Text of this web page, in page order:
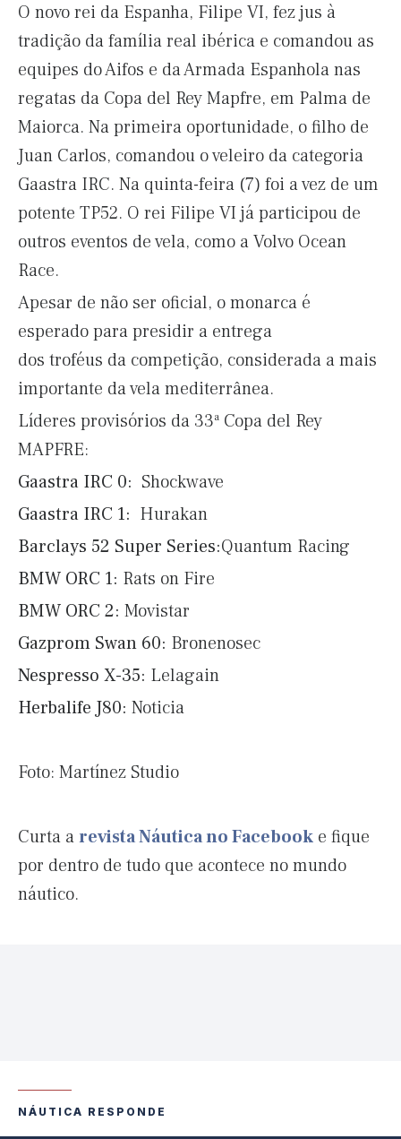
O novo rei da Espanha, Filipe VI, fez jus à
tradição da família real ibérica e comandou as
equipes do Aifos e da Armada Espanhola nas
regatas da Copa del Rey Mapfre, em Palma de
Maiorca. Na primeira oportunidade, o filho de
Juan Carlos, comandou o veleiro da categoria
Gaastra IRC. Na quinta-feira (7) foi a vez de um
potente TP52. O rei Filipe VI já participou de
outros eventos de vela, como a Volvo Ocean
Race.
Apesar de não ser oficial, o monarca é
esperado para presidir a entrega
dos troféus da competição, considerada a mais
importante da vela mediterrânea.
Líderes provisórios da 33ª Copa del Rey
MAPFRE:
Gaastra IRC 0: Shockwave
Gaastra IRC 1: Hurakan
Barclays 52 Super Series:Quantum Racing
BMW ORC 1: Rats on Fire
BMW ORC 2: Movistar
Gazprom Swan 60: Bronenosec
Nespresso X-35: Lelagain
Herbalife J80: Noticia
Foto: Martínez Studio
Curta arevista Náutica no Facebook e fique
por dentro de tudo que acontece no mundo
náutico.
NÁUTICA RESPONDE